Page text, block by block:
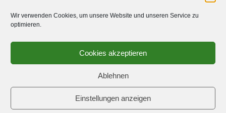
Wir verwenden Cookies, um unsere Website und unseren Service zu
optimieren.
Cookies akzeptieren
Ablehnen
Einstellungen anzeigen
© 2026 Schach-Club Kreuzberg e.V. GeneratePress